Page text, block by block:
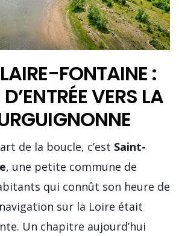
FONTAINE :
VERS LA
de la boucle, c’est Saint-
, une petite commune de
qui connût son heure de
sur la Loire était
Un chapitre aujourd’hui